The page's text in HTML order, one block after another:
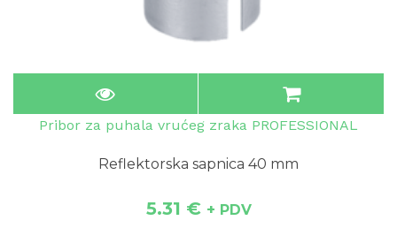
Pribor za puhala vrućeg zraka PROFESSIONAL
Reflektorska sapnica 40 mm
5.31 € + PDV